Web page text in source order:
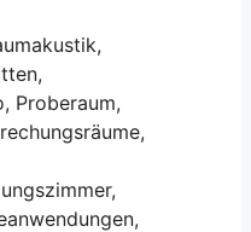
Proberaum,